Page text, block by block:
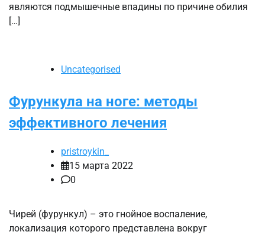
являются подмышечные впадины по причине обилия
[…]
Uncategorised
Фурункула на ноге: методы
эффективного лечения
pristroykin_
15 марта 2022
0
Чирей (фурункул) – это гнойное воспаление,
локализация которого представлена вокруг